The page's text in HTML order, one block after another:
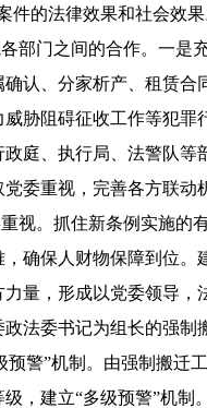
件的法律效果和社会效
门之间的合作。一是充
认、分家析产、租赁
胁阻碍征收工作等犯
庭、执行局、法警队等
委重视，完善各方联动
。抓住新条例实施的有
，确保人财物保障到位
力量，形成以党委领导
法委书记为组长的强制
警”机制。由强制搬迁工
，建立“多级预警”机